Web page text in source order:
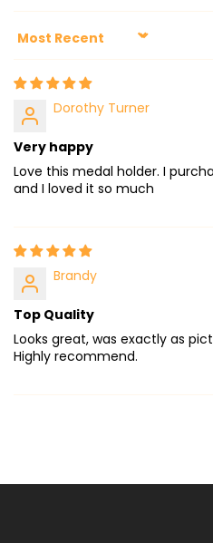
Sort by
Dorothy Turner
Very happy
Love this medal holder. I
and I loved it so much
Brandy
Top Quality
Looks great, was exactly as
Highly recommend.